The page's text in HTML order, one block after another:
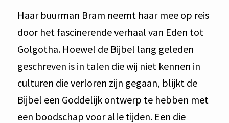
Haar buurman Bram neemt haar mee op reis
door het fascinerende verhaal van Eden tot
Golgotha. Hoewel de Bijbel lang geleden
geschreven is in talen die wij niet kennen in
culturen die verloren zijn gegaan, blijkt de
Bijbel een Goddelijk ontwerp te hebben met
een boodschap voor alle tijden. Een die